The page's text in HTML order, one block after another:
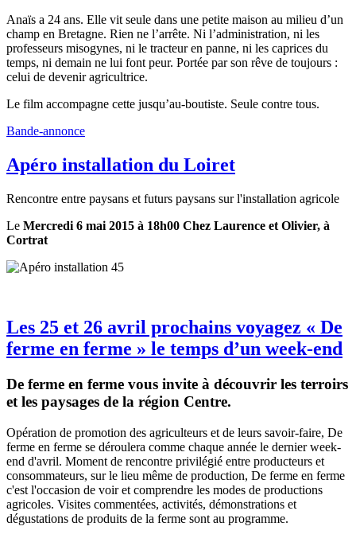
Anaïs a 24 ans. Elle vit seule dans une petite maison au milieu d’un
champ en Bretagne. Rien ne l’arrête. Ni l’administration, ni les
professeurs misogynes, ni le tracteur en panne, ni les caprices du
temps, ni demain ne lui font peur. Portée par son rêve de toujours :
celui de devenir agricultrice.
Le film accompagne cette jusqu’au-boutiste. Seule contre tous.
Bande-annonce
Apéro installation du Loiret
Rencontre entre paysans et futurs paysans sur l'installation agricole
Le Mercredi 6 mai 2015 à 18h00 Chez Laurence et Olivier, à
Cortrat
Les 25 et 26 avril prochains voyagez « De
ferme en ferme » le temps d’un week-end
De ferme en ferme vous invite à découvrir les terroirs
et les paysages de la région Centre.
Opération de promotion des agriculteurs et de leurs savoir-faire, De
ferme en ferme se déroulera comme chaque année le dernier week-
end d'avril. Moment de rencontre privilégié entre producteurs et
consommateurs, sur le lieu même de production, De ferme en ferme
c'est l'occasion de voir et comprendre les modes de productions
agricoles. Visites commentées, activités, démonstrations et
dégustations de produits de la ferme sont au programme.